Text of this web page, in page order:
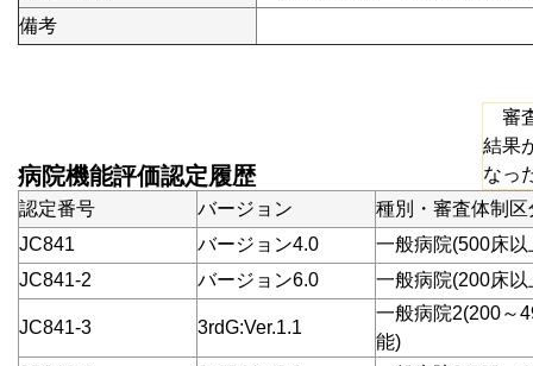
備考
病院機能評価認定履歴
審
結果
なっ
認定番号
バージョン
種別・審査体制区
JC841
バージョン4.0
一般病院(500床以
JC841-2
バージョン6.0 一般病院(200床
JC841-3 3rdG:Ver.1.1
一般病院2(200～
能)